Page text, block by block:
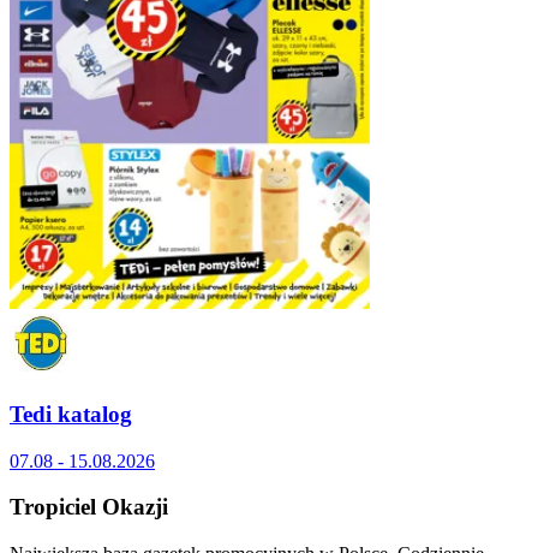
Tedi katalog
07.08 - 15.08.2026
Tropiciel Okazji